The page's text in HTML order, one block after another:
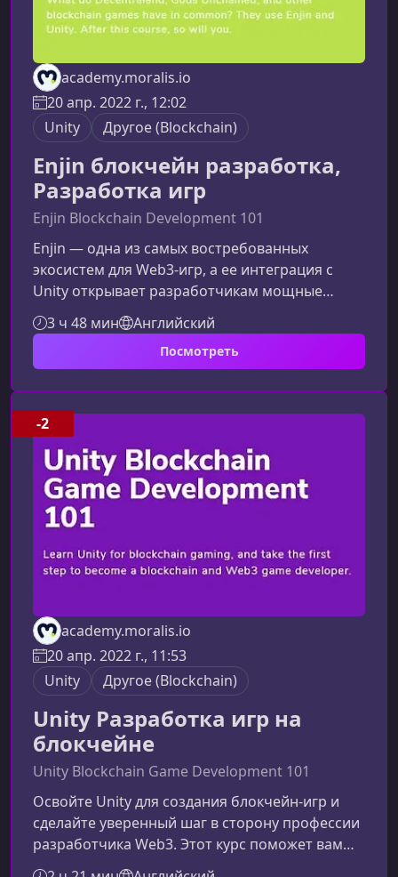
academy.moralis.io
20 апр. 2022 г., 12:02
Unity
Другоe (Blockchain)
Enjin блокчейн разработка,
Разработка игр
Enjin Blockchain Development 101
Enjin — одна из самых востребованных
экосистем для Web3‑игр, а ее интеграция с
Unity открывает разработчикам мощные
инструменты для создания игровых миров
нового поколения. В этом материале вы
узнаете, чему научитесь на курсе, какие
навыки получите и почему этот путь идеально
подходит тем, кто хочет стать
профессиональным разработчиком
блокчейн‑игр.О чем этот курсКурс посвящен
практической работе с Enjin, Unity и основами
Web3‑геймдева. Вы шаг
3 ч 48 мин Английский
Посмотреть
academy.moralis.io
20 апр. 2022 г., 11:53
Unity
Другоe (Blockchain)
Unity Разработка игр на
блокчейне
Unity Blockchain Game Development 101
Освойте Unity для создания блокчейн‑игр и
сделайте уверенный шаг в сторону профессии
разработчика Web3. Этот курс поможет вам
понять основы игрового движка Unity и
-2